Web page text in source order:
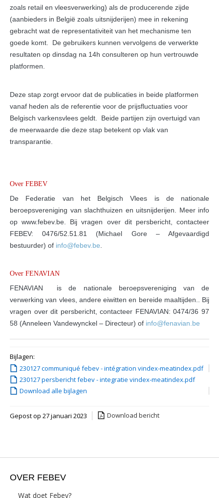
zoals retail en vleesverwerking) als de producerende zijde
(aanbieders in België zoals uitsnijderijen) mee in rekening
gebracht wat de representativiteit van het mechanisme ten
goede komt. De gebruikers kunnen vervolgens de verwerkte
resultaten op dinsdag na 14h consulteren op hun vertrouwde
platformen.
Deze stap zorgt ervoor dat de publicaties in beide platformen
vanaf heden als de referentie voor de prijsfluctuaties voor
Belgisch varkensvlees geldt. Beide partijen zijn overtuigd van
de meerwaarde die deze stap betekent op vlak van
transparantie.
Over FEBEV
De Federatie van het Belgisch Vlees is de nationale
beroepsvereniging van slachthuizen en uitsnijderijen. Meer info
op www.febev.be. Bij vragen over dit persbericht, contacteer
FEBEV: 0476/52.51.81 (Michael Gore – Afgevaardigd
bestuurder) of info@febev.be
Over FENAVIAN
FENAVIAN is de nationale beroepsvereniging van de
verwerking van vlees, andere eiwitten en bereide maaltijden.. Bij
vragen over dit persbericht, contacteer FENAVIAN: 0474/36 97
58 (Anneleen Vandewynckel – Directeur) of info@fenavian.be
Bijlagen:
230127 communiqué febev - intégration vindex-meatindex.pdf
230127 persbericht febev - integratie vindex-meatindex.pdf
Download alle bijlagen
Gepost op 27 januari 2023 Download bericht
OVER FEBEV
Wat doet Febev?